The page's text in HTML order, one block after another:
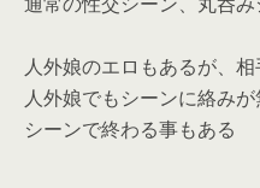
人外娘のエロもあるが、
人外娘でもシーンに絡み
シーンで終わる事もある